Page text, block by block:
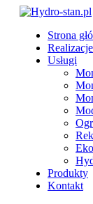
Strona
Realizacje
Usługi
Produkty
Kontakt